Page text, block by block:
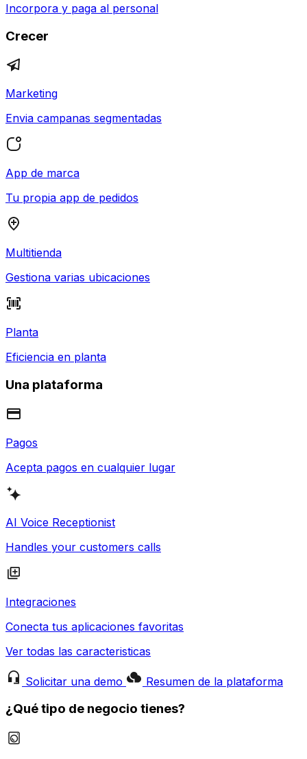
Incorpora y paga al personal
Crecer
Marketing
Envia campanas segmentadas
App de marca
Tu propia app de pedidos
Multitienda
Gestiona varias ubicaciones
Planta
Eficiencia en planta
Una plataforma
Pagos
Acepta pagos en cualquier lugar
AI Voice Receptionist
Handles your customers calls
Integraciones
Conecta tus aplicaciones favoritas
Ver todas las caracteristicas
Solicitar una demo Resumen de la plataforma
¿Qué tipo de negocio tienes?